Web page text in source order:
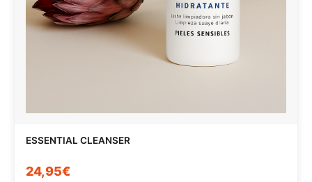
ESSENTIAL CLEANSER
24,95€